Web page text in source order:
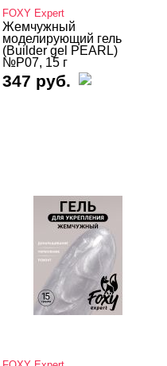
FOXY Expert
Жемчужный
моделирующий гель
(Builder gel PEARL)
№P07, 15 г
347 руб.